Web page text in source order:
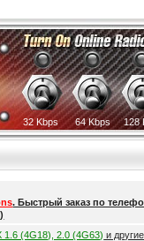
32 Kbps 64 Kbps 128
. Быстрый заказ по
)
1.6 (4G18), 2.0 (4G63) и